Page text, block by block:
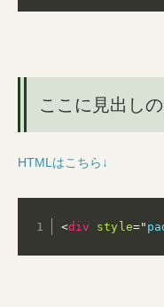
ここに見出し
HTMLはこちら↓
<div style="